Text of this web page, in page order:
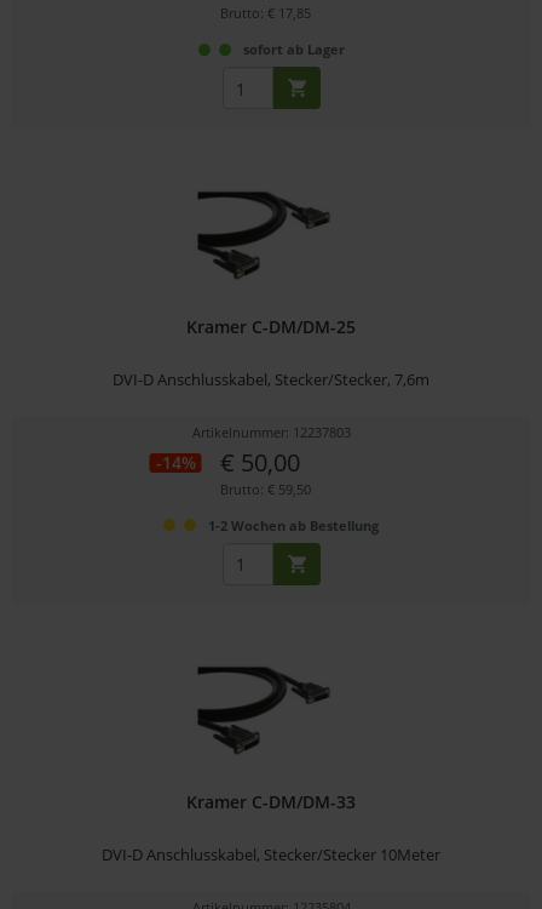
Brutto: € 17,85
sofort ab Lager
Kramer C-DM/DM-25
DVI-D Anschlusskabel, Stecker/Stecker, 7,6m
Artikelnummer: 12237803
-14% € 50,00
Brutto: € 59,50
1-2 Wochen ab Bestellung
Kramer C-DM/DM-33
DVI-D Anschlusskabel, Stecker/Stecker 10Meter